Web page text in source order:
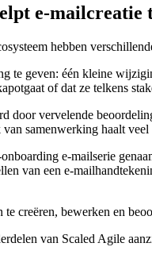
e-mailcreatie
hebben
te geven: één kleine
of dat ze telkens
door vervelende
samenwerking haalt
e-mailserie
van een e-
creëren, bewerken en
van Scaled Agile